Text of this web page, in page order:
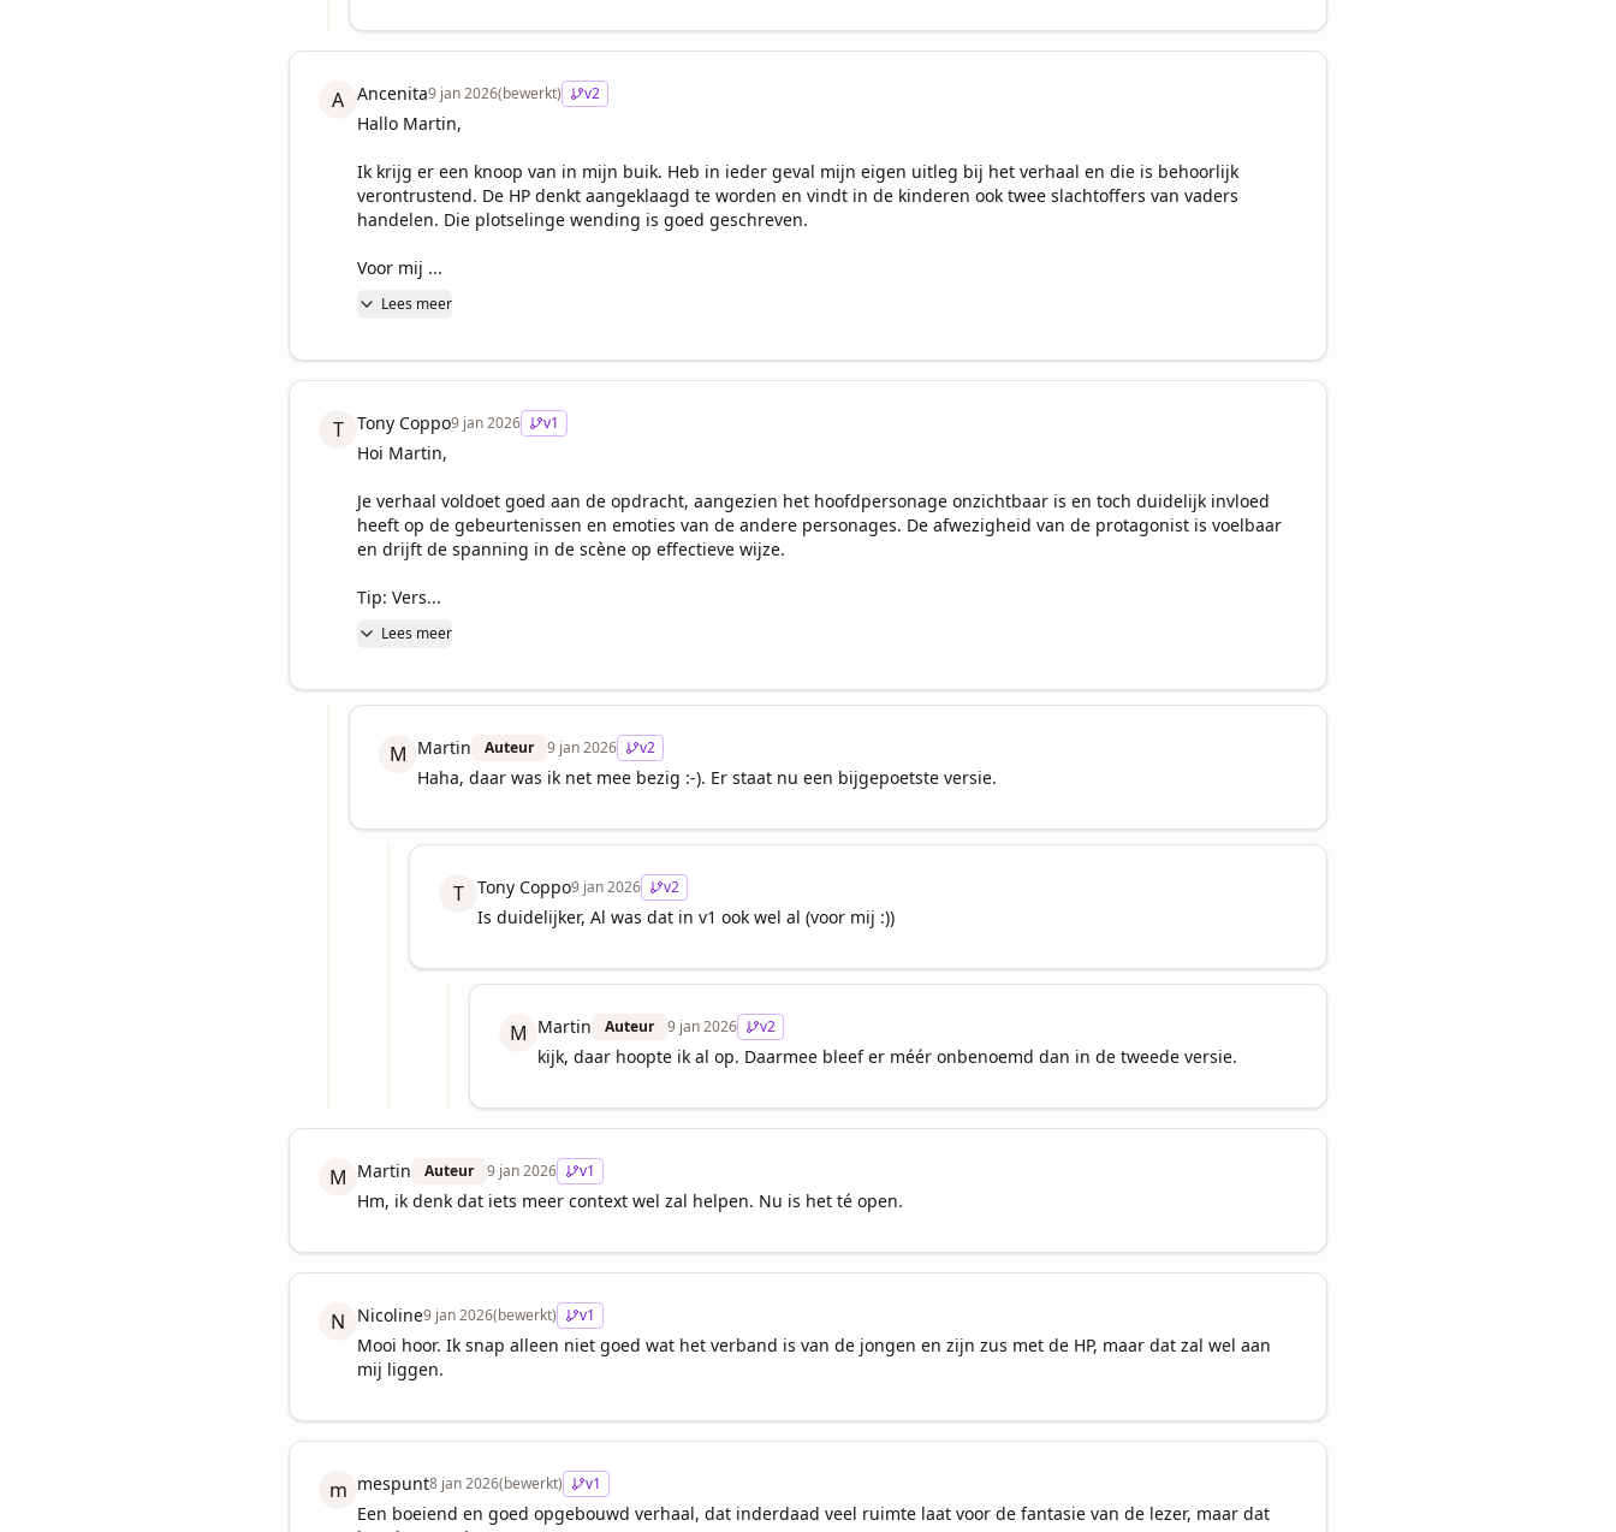
A Ancenita9 jan 2026(bewerkt) v2
Hallo Martin,
Ik krijg er een knoop van in mijn buik. Heb in ieder geval mijn eigen uitleg bij het verhaal en die is behoorlijk
verontrustend. De HP denkt aangeklaagd te worden en vindt in de kinderen ook twee slachtoffers van vaders
handelen. Die plotselinge wending is goed geschreven.
Voor mij ...
Lees meer
T Tony Coppo9 jan 2026 v1
Hoi Martin,
Je verhaal voldoet goed aan de opdracht, aangezien het hoofdpersonage onzichtbaar is en toch duidelijk invloed
heeft op de gebeurtenissen en emoties van de andere personages. De afwezigheid van de protagonist is voelbaar
en drijft de spanning in de scène op effectieve wijze.
Tip: Vers...
Lees meer
M Martin Auteur 9 jan 2026 v2
Haha, daar was ik net mee bezig :-). Er staat nu een bijgepoetste versie.
T Tony Coppo9 jan 2026 v2
Is duidelijker, Al was dat in v1 ook wel al (voor mij :))
M Martin Auteur 9 jan 2026 v2
kijk, daar hoopte ik al op. Daarmee bleef er méér onbenoemd dan in de tweede versie.
M Martin Auteur 9 jan 2026 v1
Hm, ik denk dat iets meer context wel zal helpen. Nu is het té open.
N Nicoline9 jan 2026(bewerkt) v1
Mooi hoor. Ik snap alleen niet goed wat het verband is van de jongen en zijn zus met de HP, maar dat zal wel aan
mij liggen.
m mespunt8 jan 2026(bewerkt) v1
Een boeiend en goed opgebouwd verhaal, dat inderdaad veel ruimte laat voor de fantasie van de lezer, maar dat